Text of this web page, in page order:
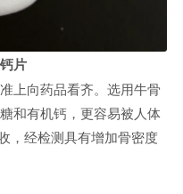
片
上向药品看齐。选用牛骨
和有机钙，更容易被人体
，经检测具有增加骨密度